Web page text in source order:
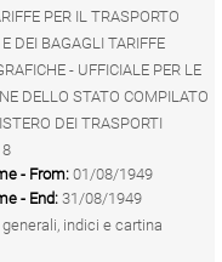
PER IL TRASPORTO
DEI BAGAGLI TARIFFE
- UFFICIALE PER LE
DELLO STATO COMPILATO
DEI TRASPORTI
8
- From: 01/08/1949
- End: 31/08/1949
indici e cartina